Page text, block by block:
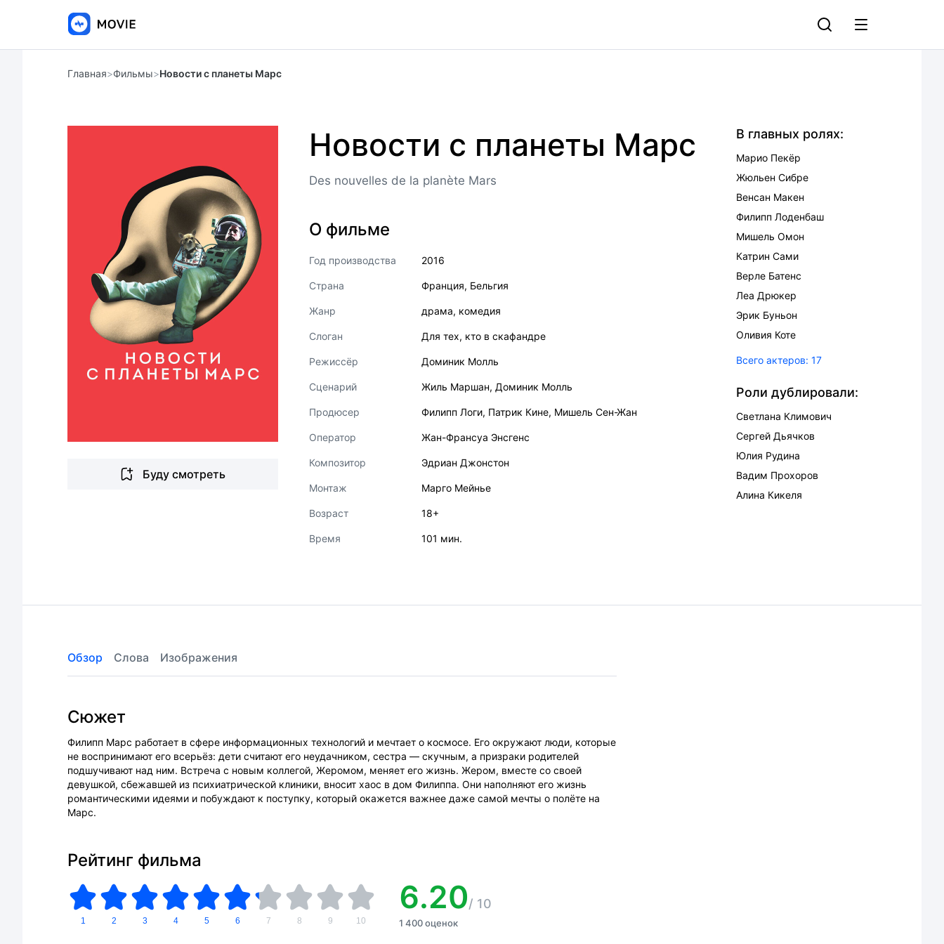
Главная>Фильмы>Новости с планеты Марс
Буду смотреть
Новости с планеты Марс
Des nouvelles de la planète Mars
О фильме
Год производства 2016
Страна Франция, Бельгия
Жанр драма, комедия
Слоган Для тех, кто в скафандре
Режиссёр Доминик Молль
Сценарий Жиль Маршан, Доминик Молль
Продюсер Филипп Логи, Патрик Кине, Мишель Сен-Жан
Оператор Жан-Франсуа Энсгенс
Композитор Эдриан Джонстон
Монтаж Марго Мейнье
Возраст 18+
Время 101 мин.
В главных ролях:
Марио Пекёр
Жюльен Сибре
Венсан Макен
Филипп Лоденбаш
Мишель Омон
Катрин Сами
Верле Батенс
Леа Дрюкер
Эрик Буньон
Оливия Коте
Всего актеров: 17
Роли дублировали:
Светлана Климович
Сергей Дьячков
Юлия Рудина
Вадим Прохоров
Алина Кикеля
Обзор Слова Изображения
Сюжет
Филипп Марс работает в сфере информационных технологий и мечтает о космосе. Его окружают люди, которые
не воспринимают его всерьёз: дети считают его неудачником, сестра — скучным, а призраки родителей
подшучивают над ним. Встреча с новым коллегой, Жеромом, меняет его жизнь. Жером, вместе со своей
девушкой, сбежавшей из психиатрической клиники, вносит хаос в дом Филиппа. Они наполняют его жизнь
романтическими идеями и побуждают к поступку, который окажется важнее даже самой мечты о полёте на
Марс.
Рейтинг фильма
1 2 3 4 5 6 7 8 9 10
6.20/ 10
1 400 оценок